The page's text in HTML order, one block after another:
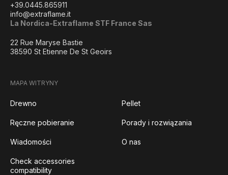
+39.0445.865911
info@extraflame.it
La Nordica-Extraflame STF France Sas
22 Rue Maryse Bastie
38590 St Etienne De St Geoirs
MAPA WITRYNY
Drewno Pellet
Ręczne pobieranie Porady i rozwiązania
Wiadomości O nas
Check accessories
compatibility